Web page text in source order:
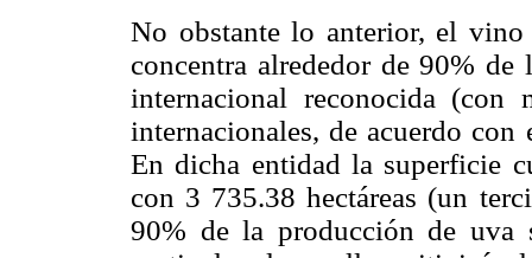
No obstante lo anterior, el
concentra alrededor de 90%
internacional reconocida (con
internacionales, de acuerdo
En dicha entidad la superficie
con 3 735.38 hectáreas (un
90% de la producción de uva